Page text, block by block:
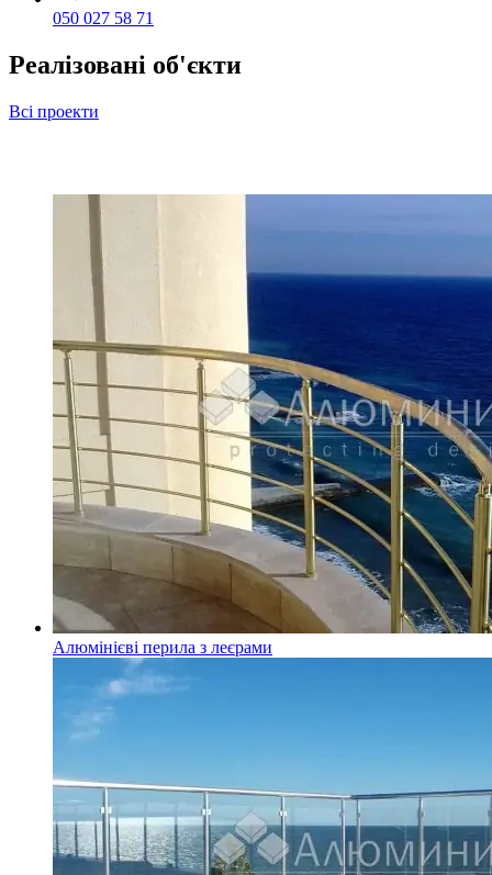
050 027 58 71
Реалізовані об'єкти
Всі проекти
Алюмінієві перила з леєрами